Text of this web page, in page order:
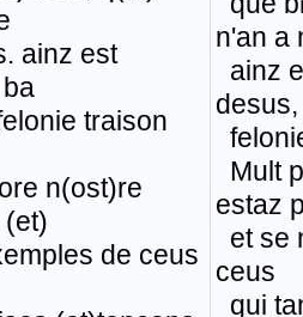
ainz est
traison
n(ost)re
de ceus
n'an a
ainz
desus,
Mult
estaz
et
ceus
qui